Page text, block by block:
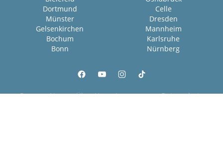
Dortmund
Celle
Münster
Dresden
Gelsenkirchen
Mannheim
Bochum
Karlsruhe
Bonn
Nürnberg
Presse News Über Uns Impressum
Datenschutz